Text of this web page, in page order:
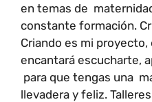
en temas de
constante formación.
Criando es mi
encantará escucharte,
para que tengas una
llevadera y feliz.